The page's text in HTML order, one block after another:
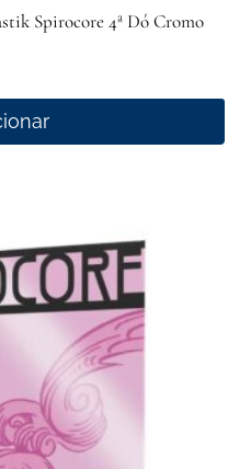
Spirocore 4ª Dó Cromo